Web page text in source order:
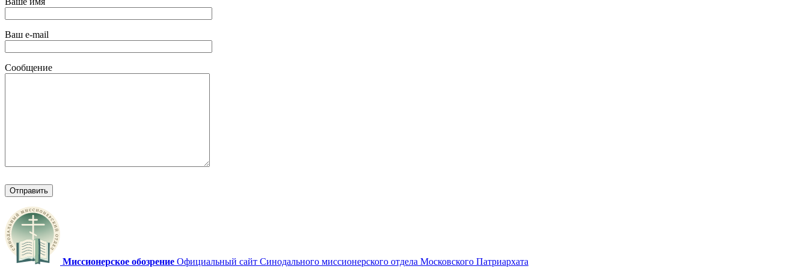
Ваш e-mail
Сообщение
Миссионерское обозрение Официальный сайт Синодального миссионерского отдела Московского Патриархата